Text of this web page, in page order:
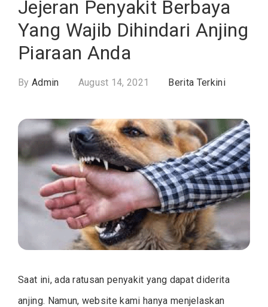
Jejeran Penyakit Berbaya
Yang Wajib Dihindari Anjing
Piaraan Anda
By Admin August 14, 2021 Berita Terkini
Saat ini, ada ratusan penyakit yang dapat diderita
anjing. Namun, website kami hanya menjelaskan